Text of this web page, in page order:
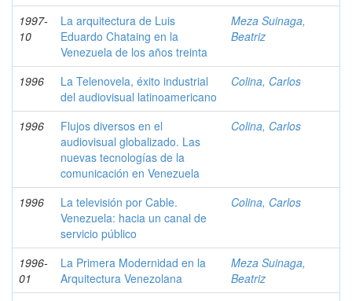
1997-
10
La arquitectura de Luis
Eduardo Chataing en la
Venezuela de los años treinta
Meza Suinaga,
Beatriz
1996
La Telenovela, éxito industrial
del audiovisual latinoamericano
Colina, Carlos
1996
Flujos diversos en el
audiovisual globalizado. Las
nuevas tecnologías de la
comunicación en Venezuela
Colina, Carlos
1996
La televisión por Cable.
Venezuela: hacia un canal de
servicio público
Colina, Carlos
1996-
01
La Primera Modernidad en la
Arquitectura Venezolana
Meza Suinaga,
Beatriz